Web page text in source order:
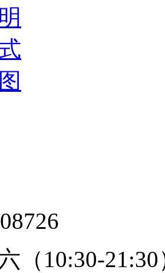
（10:30-21:30